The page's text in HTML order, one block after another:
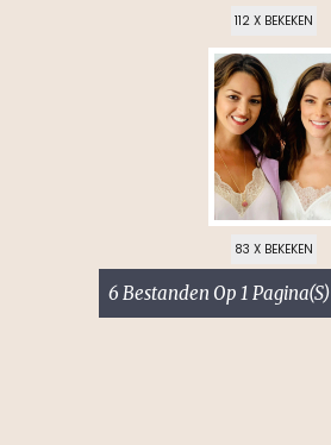
112 X BEKEKEN
83 X BEKEKEN
6 Bestanden Op 1 Pagina(s)